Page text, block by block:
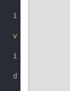
i
v
i